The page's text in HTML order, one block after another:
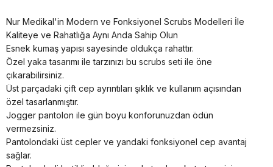
Nur Medikal'in Modern ve Fonksiyonel Scrubs Modelleri İle
Kaliteye ve Rahatlığa Aynı Anda Sahip Olun
Esnek kumaş yapısı sayesinde oldukça rahattır.
Özel yaka tasarımı ile tarzınızı bu scrubs seti ile öne
çıkarabilirsiniz.
Üst parçadaki çift cep ayrıntıları şıklık ve kullanım açısından
özel tasarlanmıştır.
Jogger pantolon ile gün boyu konforunuzdan ödün
vermezsiniz.
Pantolondaki üst cepler ve yandaki fonksiyonel cep avantaj
sağlar.